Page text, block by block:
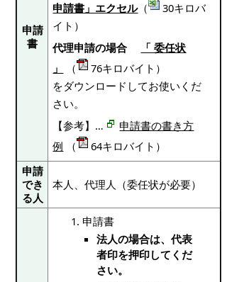
申請
書
申請書」エクセル（
30キロバ
イト）
代理申請の場合
「 委任状
」
（
76キロバイト）
をダウンロードしてお使いくだ
さい。
【参考】…
申請書の書き方
例 （
64キロバイト）
申請
でき
る人
本人、代理人（委任状が必要）
申請書
法人の場合は、代表
者印を押印してくだ
さい。